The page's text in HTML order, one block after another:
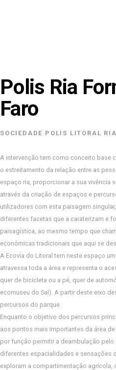
Polis Ria
Faro
SOCIEDADE POLIS LITORAL
A intervenção tem como conceito base
o estreitamento da relação entre as
espaço ria, proporcionar a sua vivência
através da criação de espaços e
utilizadores com esta paisagem
diferentes facetas que a caraterizam e
paisagística, ao mesmo tempo que
económicas tradicionais que aqui se
A Ecovia do Litoral tem neste espaço
atravessa toda a área e representa o
quer de bicicleta ou a pé, quer de
ecomuseu do Sal). A partir deste eixo
percursos do parque.
Enquanto o objetivo dos percursos
aos pontos mais importantes da área
por função permitir a deambulação
diferentes espacialidades e sensações
exploram a compartimentação agrícola,